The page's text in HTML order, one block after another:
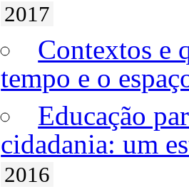
2017
Contextos e
tempo e o
Educação
cidadania: um
2016